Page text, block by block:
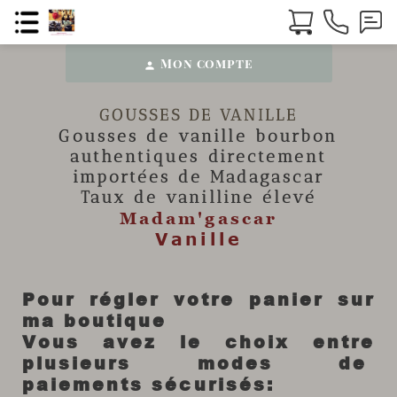
person Mon compte
GOUSSES DE VANILLE
Gousses de vanille bourbon
authentiques directement
importées de Madagascar
Taux de vanilline élevé
Madam'gascar
Vanille
Pour régler votre panier sur
ma boutique
Vous avez le choix entre
plusieurs modes de
paiements sécurisés: